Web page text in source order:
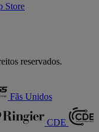
Store
reservados.
Fãs Unidos
CDE